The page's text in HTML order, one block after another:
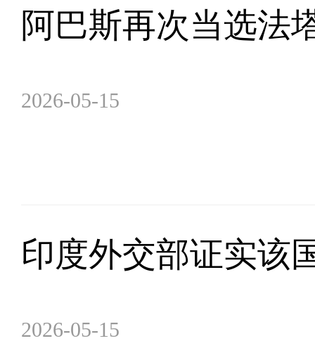
阿巴斯再次当选法
2026-05-15
印度外交部证实该
2026-05-15